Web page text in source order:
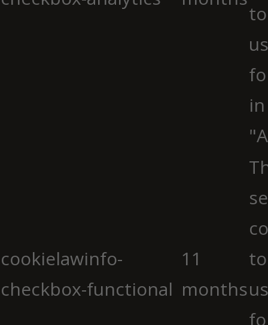
cookielawinfo-
checkbox-functional
11
months